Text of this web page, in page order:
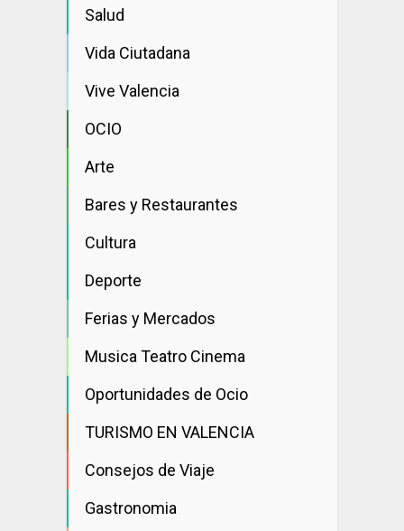
Salud
Vida Ciutadana
Vive Valencia
OCIO
Arte
Bares y Restaurantes
Cultura
Deporte
Ferias y Mercados
Musica Teatro Cinema
Oportunidades de Ocio
TURISMO EN VALENCIA
Consejos de Viaje
Gastronomia